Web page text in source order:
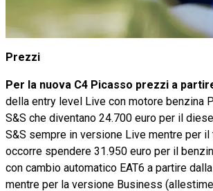
Prezzi
Per la nuova C4 Picasso prezzi a
della entry level Live con motore benzina
S&S che diventano 24.700 euro per il
S&S sempre in versione Live mentre per il
occorre spendere 31.950 euro per il
con cambio automatico EAT6 a partire
mentre per la versione Business